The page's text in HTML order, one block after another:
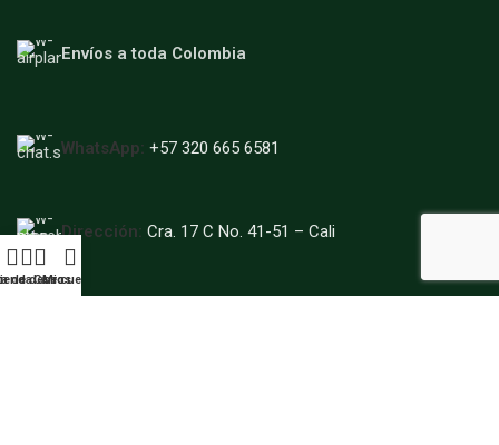
Envíos a toda Colombia
WhatsApp: +57 320 665 6581
Dirección: Cra. 17 C No. 41-51 – Cali
de deseos
Carro
Mi cuenta